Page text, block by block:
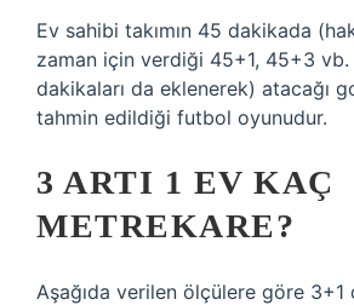
Ev sahibi takımın 45 dakikada
zaman için verdiği 45+1, 45+3 vb.
dakikaları da eklenerek) atacağı
tahmin edildiği futbol oyunudur.
3 ARTI 1 EV KAÇ
METREKARE?
Aşağıda verilen ölçülere göre 3+1